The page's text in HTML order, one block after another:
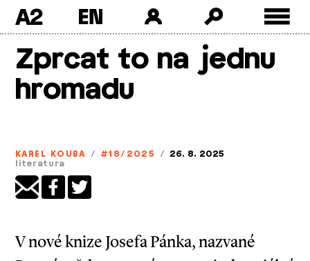
content
A2
Zprcat to na jednu
hromadu
KAREL KOUBA / #18/2025 / 26. 8. 2025
literatura
V nové knize Josefa Pánka, nazvané